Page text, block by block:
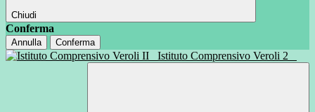
Chiudi
Conferma
Annulla Conferma
Istituto Comprensivo Veroli 2